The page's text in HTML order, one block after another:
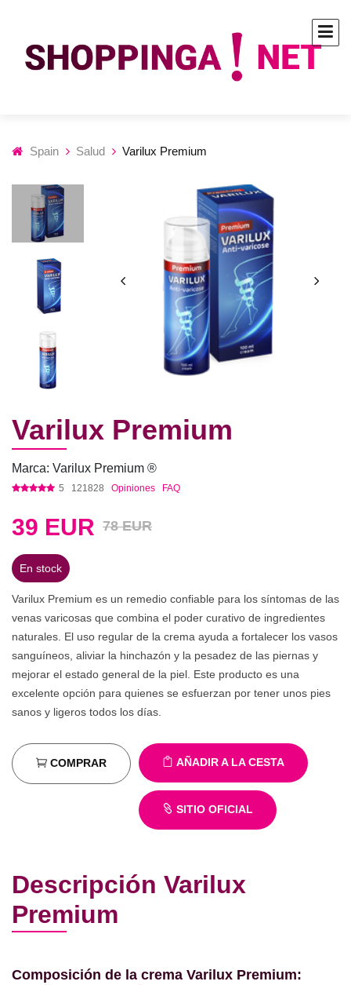
Spain Salud Varilux Premium
Varilux Premium
Marca: Varilux Premium ®
5 121828 Opiniones FAQ
39 EUR 78 EUR
En stock
Varilux Premium es un remedio confiable para los síntomas de las
venas varicosas que combina el poder curativo de ingredientes
naturales. El uso regular de la crema ayuda a fortalecer los vasos
sanguíneos, aliviar la hinchazón y la pesadez de las piernas y
mejorar el estado general de la piel. Este producto es una
excelente opción para quienes se esfuerzan por tener unos pies
sanos y ligeros todos los días.
AÑADIR A LA CESTA
COMPRAR
SITIO OFICIAL
Descripción Varilux
Premium
Composición de la crema Varilux Premium: